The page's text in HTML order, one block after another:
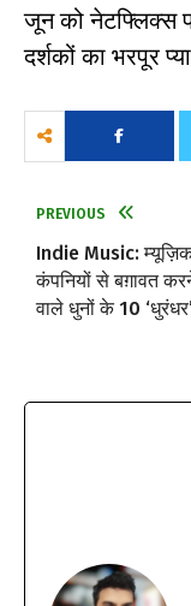
जून को नेटफ्लिक्स
दर्शकों का भरपूर
PREVIOUS
Indie Music:
कंपनियों से बग़ावत
वाले धुनों के 10 ‘धुरंधर’